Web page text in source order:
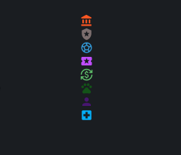
account_balance
local_police
sports_soccer
local_activity
currency_exchange
pets
person
local_hospital